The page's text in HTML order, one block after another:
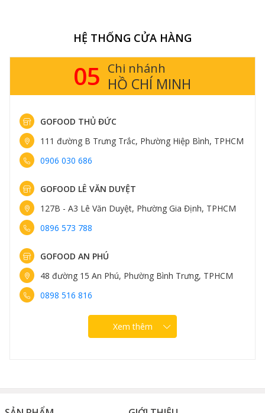
HỆ THỐNG CỬA HÀNG
05 Chi nhánh
HỒ CHÍ MINH
GOFOOD THỦ ĐỨC
111 đường B Trưng Trắc, Phường Hiệp Bình, TPHCM
0906 030 686
GOFOOD LÊ VĂN DUYỆT
127B - A3 Lê Văn Duyệt, Phường Gia Định, TPHCM
0896 573 788
GOFOOD AN PHÚ
48 đường 15 An Phú, Phường Bình Trưng, TPHCM
0898 516 816
Xem thêm